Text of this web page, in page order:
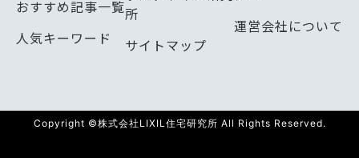
おすすめ記事一覧
人気キーワード
所
サイトマップ
運営会社について
Copyright ©株式会社LIXIL住宅研究所 All Rights Reserved.